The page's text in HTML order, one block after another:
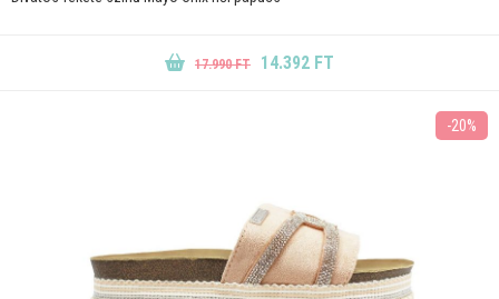
17.990 FT 14.392 FT
-20%